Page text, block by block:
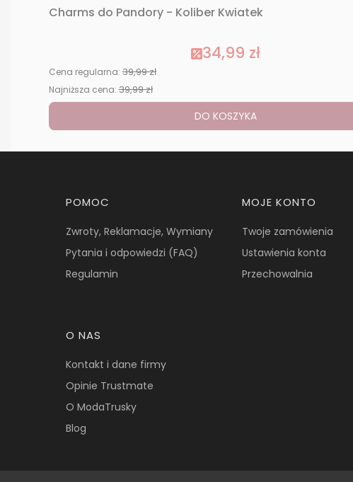
Charms do Pandory - Koliber Kwiatek
34,99 zł
Cena regularna: 39,99 zł
Najniższa cena: 39,99 zł
DO KOSZYKA
Linki w stopce
POMOC
Zwroty, Reklamacje, Wymiany
Pytania i odpowiedzi (FAQ)
Regulamin
MOJE KONTO
Twoje zamówienia
Ustawienia konta
Przechowalnia
O NAS
Kontakt i dane firmy
Opinie Trustmate
O ModaTrusky
Blog